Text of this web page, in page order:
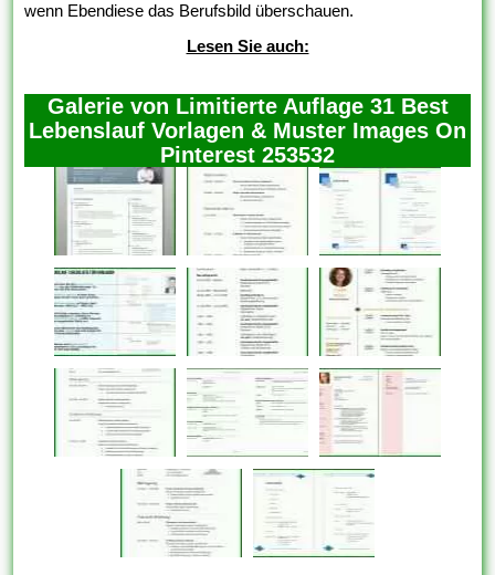
wenn Ebendiese das Berufsbild überschauen.
Lesen Sie auch:
Galerie von Limitierte Auflage 31 Best
Lebenslauf Vorlagen & Muster Images On
Pinterest 253532